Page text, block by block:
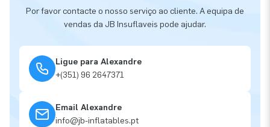
Por favor contacte o nosso serviço ao cliente. A equipa de
vendas da JB Insuflaveis pode ajudar.
Ligue para Alexandre
+(351) 96 2647371
Email Alexandre
info@jb-inflatables.pt